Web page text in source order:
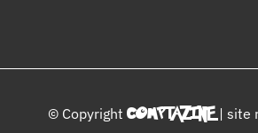
© Copyright COMPTAZINE| site